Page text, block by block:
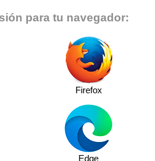
para tu navegador:
Firefox
Edge